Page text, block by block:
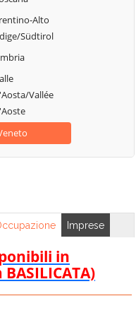
Veneto
del
Alto
Südtirol
Vallée
Imprese
in